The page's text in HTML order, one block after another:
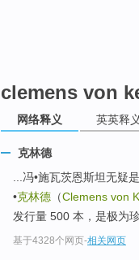
clemens von
网络释义 英英释义
克林德
...冯•施瓦茨恩斯坦无
•克林德 （Clemens von
发行量 500 本，是极为
基于4328个网页-相关网页